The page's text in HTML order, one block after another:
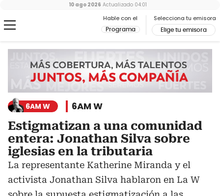
Hable con el
Programa
Selecciona tu emisora
Elige tu emisora
10 ago 2026 Actualizado 04:01
6AM W 6AM W
Estigmatizan a una comunidad
entera: Jonathan Silva sobre
iglesias en la tributaria
La representante Katherine Miranda y el
activista Jonathan Silva hablaron en La W